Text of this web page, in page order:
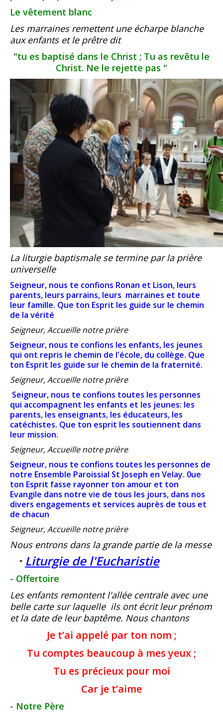
Le vêtement blanc
Les marraines remettent une écharpe blanche
aux enfants et le prêtre dit
"tu es baptisé dans le Christ ; Tu as revêtu le
Christ. Ne le rejette pas "
La liturgie baptismale se termine par la prière
universelle
Seigneur, nous te confions Ronan et Lison, leurs
parents, leurs parrains, leurs marraines et toute
leur famille. Que ton Esprit les guide sur le chemin
de la vérité
Seigneur, Accueille notre prière
Seigneur, nous te confions les enfants, les jeunes
qui ont repris le chemin de l'école, du collège. Que
ton Esprit les guide sur le chemin de la fraternité.
Seigneur, Accueille notre prière
Seigneur, nous te confions toutes les personnes
qui accompagnent les enfants et les jeunes: les
parents, les enseignants, les éducateurs, les
catéchistes. Que ton esprit les soutiennent dans
leur mission.
Seigneur, Accueille notre prière
Seigneur, nous te confions toutes les personnes de
notre Ensemble Paroissial St Joseph en Velay. 0ue
ton Esprit fasse rayonner ton amour et ton
Evangile dans notre vie de tous les jours, dans nos
divers engagements et services auprès de tous et
de chacun
Seigneur, Accueille notre prière
Nous entrons dans la grande partie de la messe
Liturgie de l'Eucharistie
- Offertoire
Les enfants remontent l'allée centrale avec une
belle carte sur laquelle ils ont écrit leur prénom
et la date de leur baptême. Nous chantons
Je t’ai appelé par ton nom ;
Tu comptes beaucoup à mes yeux ;
Tu es précieux pour moi
Car je t’aime
- Notre Père